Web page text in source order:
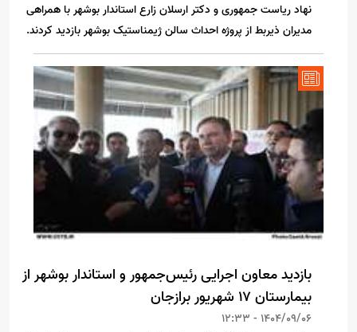
نهاد ریاست جمهوری و دکتر ارسلان زارع استاندار بوشهر با همراهی
مدیران ذیربط از پروژه احداث سالن ژیمناستیک بوشهر بازدید کردند.
بازدید معاون اجرایی رئیس‌جمهور و استاندار بوشهر از
بیمارستان ۱۷ شهریور برازجان
1404/09/06 - 12:33